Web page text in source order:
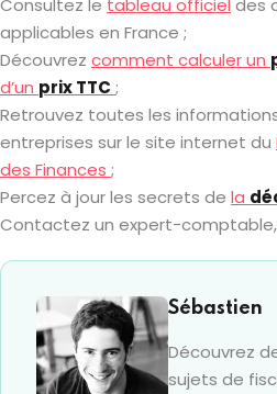
Consultez le tableau officiel des
applicables en France ;
Découvrez comment calculer un
d’un prix TTC ;
Retrouvez toutes les
entreprises sur le site internet du
des Finances ;
Percez à jour les secrets de la
Contactez un expert-
Sébastien
Découvrez
sujets de